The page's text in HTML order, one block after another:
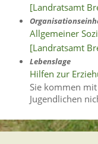
[Landratsamt
Allgemeiner
[Landratsamt
Lebenslage
Hilfen zur
Sie kommen
Jugendlichen